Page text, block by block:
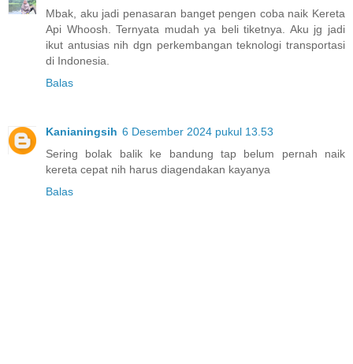
Mbak, aku jadi penasaran banget pengen coba naik Kereta
Api Whoosh. Ternyata mudah ya beli tiketnya. Aku jg jadi
ikut antusias nih dgn perkembangan teknologi transportasi
di Indonesia.
Balas
Kanianingsih 6 Desember 2024 pukul 13.53
Sering bolak balik ke bandung tap belum pernah naik
kereta cepat nih harus diagendakan kayanya
Balas